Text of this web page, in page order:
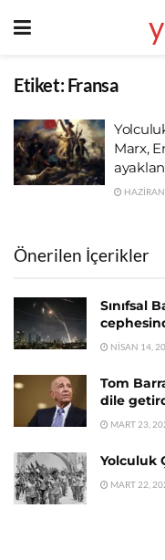
Etiket:Fransa
Marx,
Önerilen İçerikler
Sınıfsal
NISAN 14,
Tom
dile
MART 23,
Yolculuk
MART 22,